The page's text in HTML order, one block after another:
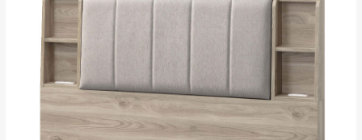
＊A108產品另收運費
新北
來、平溪、九份、
里、新店山區、三
峽山區、石碇、坪
配送範圍：
苗栗至基隆；其它地區暫不開放，如因特殊
地型限制(山區、鄉、鎮、村)、樓梯太小、無
法搬運上樓等因素，導致無法配送，
本公司
保有出貨的權利。